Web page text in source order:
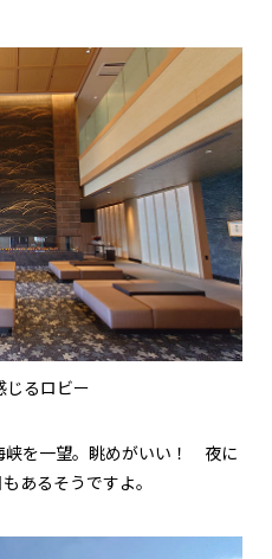
じるロビー
峡を一望。眺めがいい！ 夜に
あるそうですよ。